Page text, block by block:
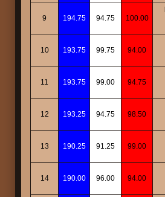
9 194.75 94.75 100.00
10 193.75 99.75 94.00
11 193.75 99.00 94.75
12 193.25 94.75 98.50
13 190.25 91.25 99.00
14 190.00 96.00 94.00